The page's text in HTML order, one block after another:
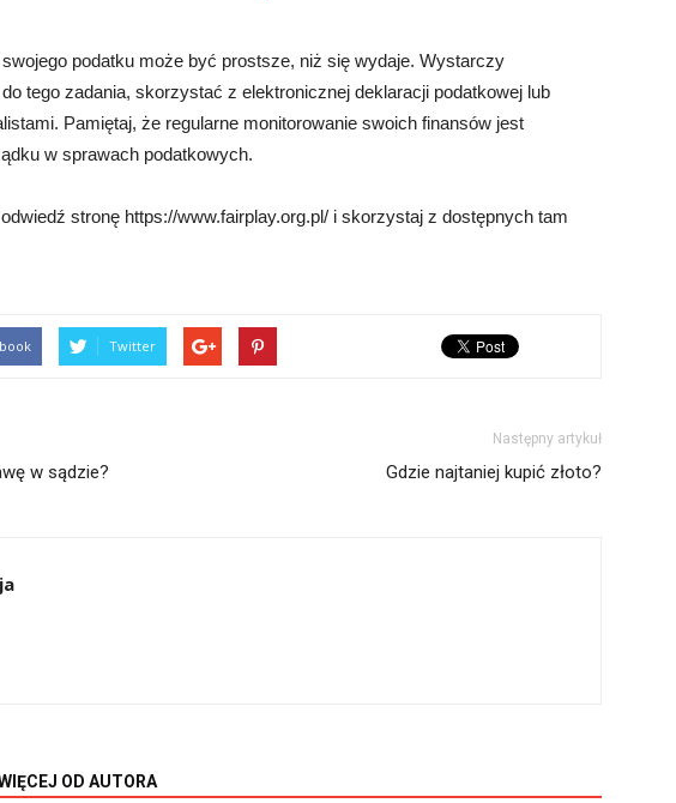
podatku może być prostsze, niż się wydaje. Wystarczy
tego zadania, skorzystać z elektronicznej deklaracji podatkowej lub
Pamiętaj, że regularne monitorowanie swoich finansów jest
w sprawach podatkowych.
stronę https://www.fairplay.org.pl/ i skorzystaj z dostępnych tam
Twitter
w sądzie?
Następny artykuł
Gdzie najtaniej kupić złoto?
OD AUTORA